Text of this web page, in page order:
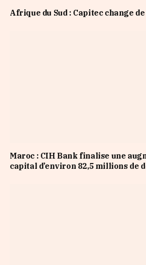
Afrique du Sud : Capitec change
Maroc : CIH Bank finalise une
capital d’environ 82,5 millions de